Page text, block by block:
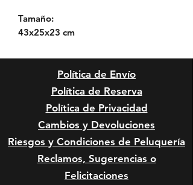
Tamaño:
43x25x23 cm
Política de Envío
Política de Reserva
Política de Privacidad
Cambios y Devoluciones
Riesgos y Condiciones de Peluquería
Reclamos, Sugerencias o
Felicitaciones